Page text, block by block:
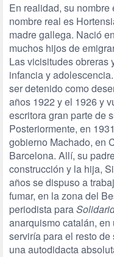
En realidad, su
nombre real es
madre gallega. Nació
muchos hijos de
Las vicisitudes obreras
infancia y
ser detenido como
años 1922 y el 1926 y
escritora gran parte de
Posteriormente, en
gobierno Machado, en
Barcelona. Allí, su
construcción y la hija,
años se dispuso a
fumar, en la zona del
periodista para
anarquismo catalán,
serviría para el resto
una autodidacta